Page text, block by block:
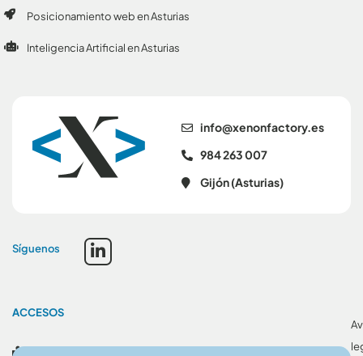
se.yrotcafnonex@ofni
984 263 007
Gijón (Asturias)
Síguenos
Posicionamiento web en Asturias
Inteligencia Artificial en Asturias
ACCESOS